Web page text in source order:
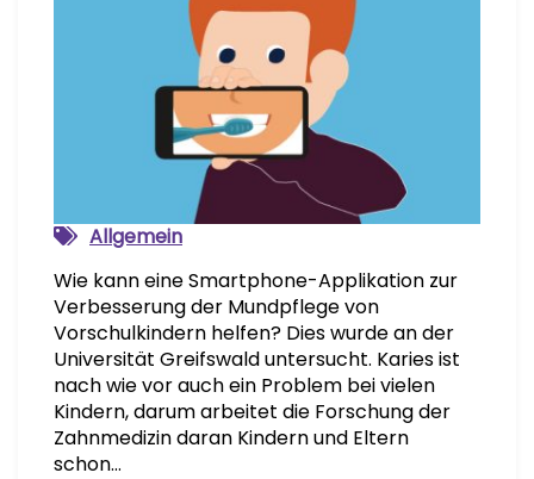
Allgemein
Wie kann eine Smartphone-Applikation zur
Verbesserung der Mundpflege von
Vorschulkindern helfen? Dies wurde an der
Universität Greifswald untersucht. Karies ist
nach wie vor auch ein Problem bei vielen
Kindern, darum arbeitet die Forschung der
Zahnmedizin daran Kindern und Eltern
schon…